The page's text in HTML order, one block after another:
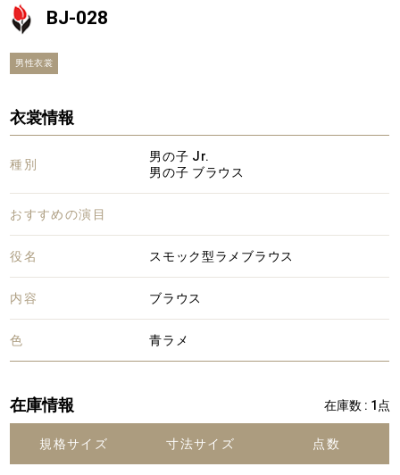
BJ-028
男性衣裳
衣裳情報
種別
男の子 Jr.
男の子 ブラウス
おすすめの演目
役名 スモック型ラメブラウス
内容 ブラウス
色 青ラメ
在庫情報 在庫数 : 1点
規格サイズ 寸法サイズ 点数